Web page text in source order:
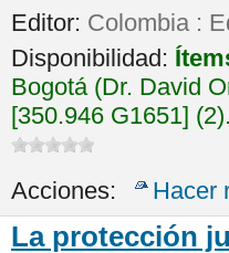
Editor: Colombia :
Disponibilidad:
Bogotá (Dr. David
[350.946 G1651]
Acciones: Hacer
La protección